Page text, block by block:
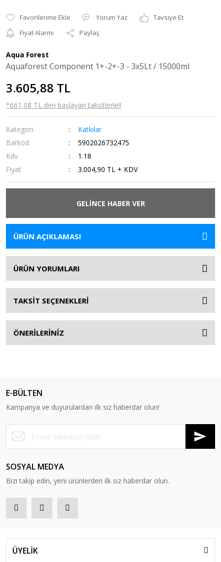
Yorum Yaz
Tavsiye Et
Fiyat Alarmı
Paylaş
Aqua Forest
Aquaforest Component 1+-2+-3 - 3x5Lt / 15000ml
3.605,88 TL
*661,08 TL den başlayan taksitlerle!!
Kategori
Katkılar
Barkod
5902026732475
Kdv
1.18
Fiyat
3.004,90 TL + KDV
GELİNCE HABER VER
ÜRÜN AÇIKLAMASI
ÜRÜN YORUMLARI
TAKSİT SEÇENEKLERİ
ÖNERİLERİNİZ
E-BÜLTEN
Kampanya ve duyurulardan ilk siz haberdar olun!
SOSYAL MEDYA
Bizi takip edin, yeni ürünlerden ilk siz haberdar olun.
ÜYELİK